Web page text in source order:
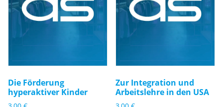
Die Förderung
hyperaktiver Kinder
Zur Integration und
Arbeitslehre in den USA